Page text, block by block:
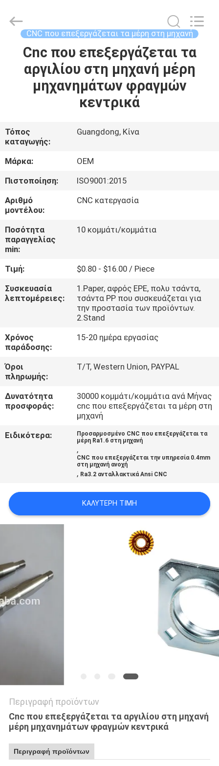
ΣΠΊΤΙ
ΠΡΟΪΌΝΤΑ
ΜΕ
ΕΜΆΣ
ΕΠΙΣΚΈΨΕΙΣ
ΣΤΟ
ΕΡΓΟΣΤΆΣΙΟ
ΈΛΕΓΧΟΣ
ΠΟΙΌΤΗΤΑΣ
ΕΠΙΚΟΙΝΩΝΉΣΤΕ
ΜΑΖΊ
ΕΙΔΉΣΕΙΣ
ΜΙΑ
ΙΣΤΟΣΕΛΊΔΑΣ
ΠΟΛΙΤΙΚΉ
ΑΠΟΡΡΉΤΟΥ
Tuofa
Technology
CNC που επεξεργάζεται τα μέρη στη μηχανή
Cnc που επεξεργάζεται τα
αργιλίου στη μηχανή μέρη
μηχανημάτων φραγμών
κεντρικά
Τόπος
καταγωγής:
Guangdong, Κίνα
Μάρκα:
OEM
Πιστοποίηση:
ISO9001:2015
Αριθμό
μοντέλου:
CNC κατεργασία
Ποσότητα
παραγγελίας
min:
10 κομμάτι/κομμάτια
Τιμή:
$0.80 - $16.00 / Piece
Συσκευασία
λεπτομέρειες:
1.Paper, αφρός EPE, πολυ τσάντα,
τσάντα PP που συσκευάζεται για
την προστασία των προϊόντων.
2.Stand
Χρόνος
παράδοσης:
15-20 ημέρα εργασίας
Όροι
πληρωμής:
T/T, Western Union, PAYPAL
Δυνατότητα
προσφοράς:
30000 κομμάτι/κομμάτια ανά Μήνας
cnc που επεξεργάζεται τα μέρη στη
μηχανή
Ειδικότερα:
Προσαρμοσμένο CNC που επεξεργάζεται τα
μέρη Ra1.6 στη μηχανή
,
CNC που επεξεργάζεται την υπηρεσία 0.4mm
στη μηχανή ανοχή
, Ra3.2 ανταλλακτικά Ansi CNC
ΚΑΛΎΤΕΡΗ ΤΙΜΉ
Περιγραφή προϊόντων
Cnc που επεξεργάζεται τα αργιλίου στη μηχανή
μέρη μηχανημάτων φραγμών κεντρικά
Περιγραφή προϊόντων